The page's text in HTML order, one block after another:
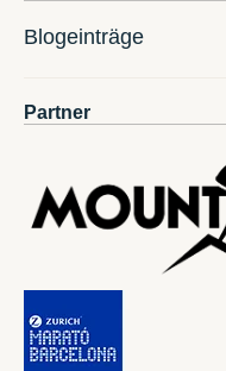
Blogeinträge
Partner